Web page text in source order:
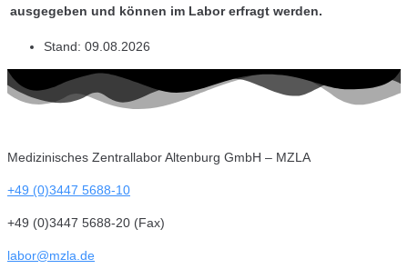
ausgegeben und können im Labor erfragt werden.
Stand: 09.08.2026
Medizinisches Zentrallabor Altenburg GmbH – MZLA
+49 (0)3447 5688-10
+49 (0)3447 5688-20 (Fax)
labor@mzla.de